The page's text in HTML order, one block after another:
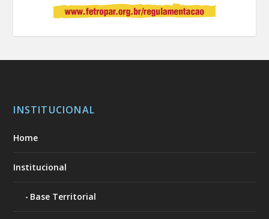
INSTITUCIONAL
Home
Institucional
Base Territorial